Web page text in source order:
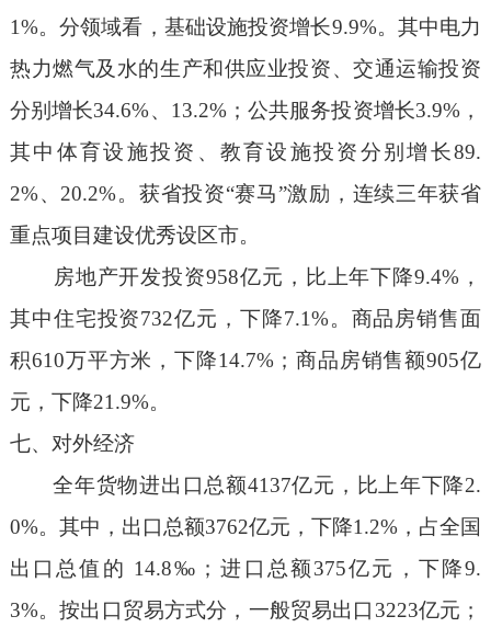
1%。分领域看，基础设施投资增长9.9%。其中电力
热力燃气及水的生产和供应业投资、交通运输投资
分别增长34.6%、 13.2%；公共服务投资增长3.9%，
其中体育设施投资、教育设施投资分别增长89.
2%、 20.2%。 获省投资“赛马”激励，连续三年获省
重点项目建设优秀设区市。
房地产开发投资958亿元，比上年下降9.4% ，
其中住宅投资732亿元，下降7.1%。商品房销售面
积610万平方米，下降14.7%；商品房销售额905亿
元，下降21.9%。
七、对外经济
全年货物进出口总额4137亿元，比上年下降2.
0%。其中，出口总额3762亿元，下降1.2% ，占全国
出口总值的 14.8‰ ；进口总额375亿元，下降9.
3%。按出口贸易方式分，一般贸易出口 3223亿元；